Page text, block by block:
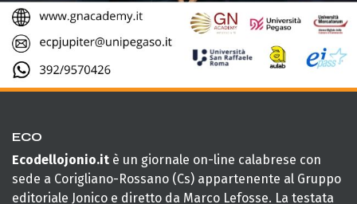
ECO
Ecodellojonio.it è un giornale on-line calabrese con
sede a Corigliano-Rossano (Cs) appartenente al Gruppo
editoriale Jonico e diretto da Marco Lefosse. La testata